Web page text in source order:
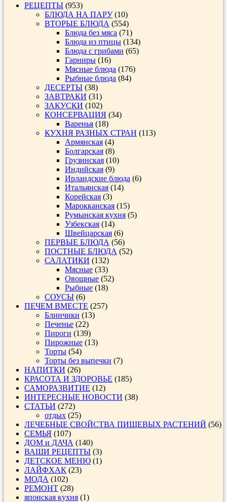
РЕЦЕПТЫ (953)
БЛЮДА НА ПАРУ(10)
ВТОРЫЕ БЛЮДА (554)
Блюда без мяса (71)
Блюда из птицы (134)
Блюда с грибами (65)
Гарниры (16)
Мясные блюда (176)
Рыбные блюда (84)
ДЕСЕРТЫ (38)
ЗАВТРАКИ (31)
ЗАКУСКИ (102)
КОНСЕРВАЦИЯ (34)
Варенья (18)
КУХНЯ РАЗНЫХ СТРАН (113)
Армянская (4)
Болгарская (8)
Грузинская (10)
Индийская (9)
Ирландские блюда (6)
Итальянская (14)
Корейская (3)
Марокканская (15)
Румынская кухня (5)
Узбекская (14)
Швейцарская (6)
ПЕРВЫЕ БЛЮДА (56)
ПОСТНЫЕ БЛЮДА (52)
САЛАТИКИ (132)
Мясные (33)
Овощные (52)
Рыбные (18)
СОУСЫ (6)
ПЕЧЕМ ВМЕСТЕ (257)
Блинчики (13)
Печенье (22)
Пироги (139)
Пирожные (13)
Торты (54)
Торты без выпечки (7)
НАПИТКИ (26)
КРАСОТА И ЗДОРОВЬЕ (185)
САМОРАЗВИТИЕ (12)
ИНТЕРЕСНЫЕ НОВОСТИ (38)
СТАТЬИ (272)
отдых (25)
ЛЕЧЕБНЫЕ СВОЙСТВА ПИЩЕВЫХ РАСТЕНИЙ (56)
СЕМЬЯ (107)
ДОМ и ДАЧА (140)
ВАШИ РЕЦЕПТЫ (3)
ДЕТСКОЕ МЕНЮ (1)
ЛАЙФХАК (23)
МОДА (102)
РЕМОНТ (28)
японская кухня (1)